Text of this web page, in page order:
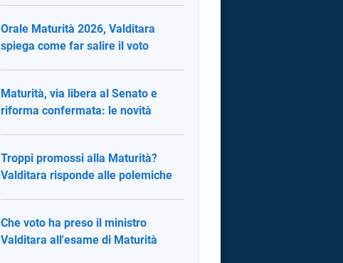
Orale Maturità 2026, Valditara
spiega come far salire il voto
Maturità, via libera al Senato e
riforma confermata: le novità
Troppi promossi alla Maturità?
Valditara risponde alle polemiche
Che voto ha preso il ministro
Valditara all'esame di Maturità